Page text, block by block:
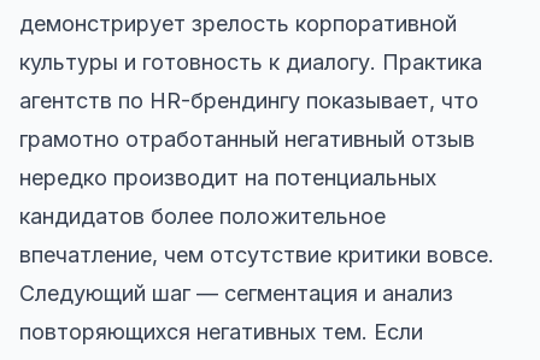
демонстрирует зрелость корпоративной
культуры и готовность к диалогу. Практика
агентств по HR-брендингу показывает, что
грамотно отработанный негативный отзыв
нередко производит на потенциальных
кандидатов более положительное
впечатление, чем отсутствие критики вовсе.
Следующий шаг — сегментация и анализ
повторяющихся негативных тем. Если